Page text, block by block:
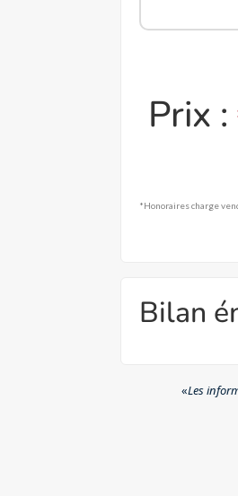
Prix :
*Honoraires charge
Bilan
«Les